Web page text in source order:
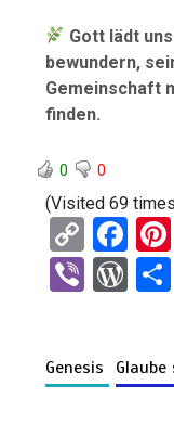
Gott lädt
bewundern,
Gemeinschaft
finden.
0 0
(Visited 69
C
o
py
n
F
a
ce
o
Vi W
Pr
Genesis